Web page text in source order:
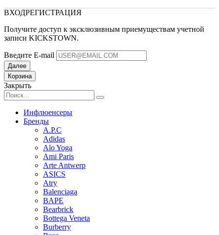
ВХОДРЕГИСТРАЦИЯ
Получите доступ к эксклюзивным приемуществам учетной
записи KICKSTOWN.
Введите E-mail
Далее
Корзина
Закрыть
Инфлюенсеры
Бренды
A.P.C
Adidas
Alo Yoga
Ami Paris
Arte Antwerp
ASICS
Atry
Balenciaga
BAPE
Bearbrick
Bottega Veneta
Burberry